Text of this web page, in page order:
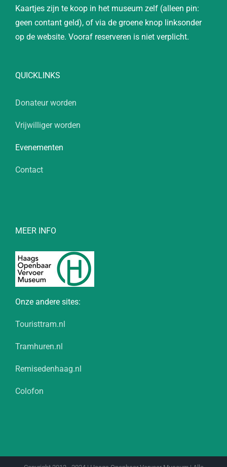
Kaartjes zijn te koop in het museum zelf (alleen pin:
geen contant geld), of via de groene knop linksonder
op de website. Vooraf reserveren is niet verplicht.
QUICKLINKS
Donateur worden
Vrijwilliger worden
Evenementen
Contact
MEER INFO
Onze andere sites:
Touristtram.nl
Tramhuren.nl
Remisedenhaag.nl
Colofon